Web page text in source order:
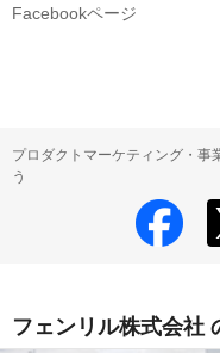
Facebookページ
プロダクトマーケティング・事
う
フェンリル株式会社